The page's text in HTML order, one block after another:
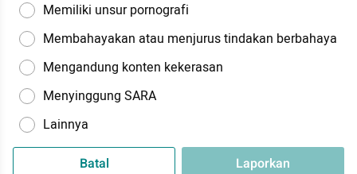
Memiliki unsur pornografi
Membahayakan atau menjurus tindakan berbahaya
Mengandung konten kekerasan
Menyinggung SARA
Lainnya
Batal Laporkan